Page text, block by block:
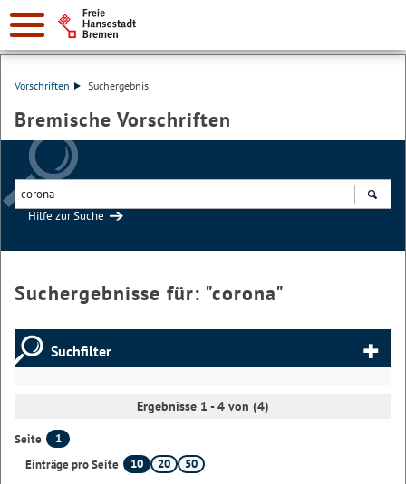
Vorschriften Suchergebnis
Bremische Vorschriften
Hilfe zur Suche
Suchergebnisse für: "corona"
Suchfilter
Ergebnisse 1 - 4 von (4)
Seite
1
Einträge pro Seite
10 20 50